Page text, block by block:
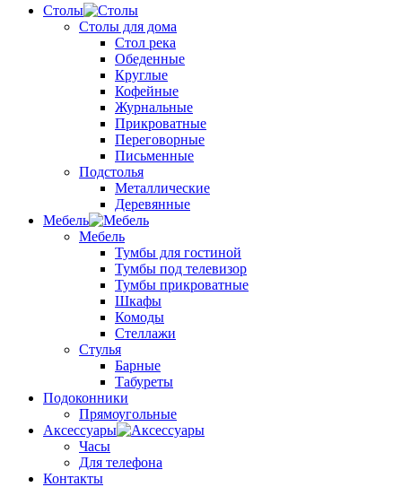
Столы
Столы для дома
Стол река
Обеденные
Круглые
Кофейные
Журнальные
Прикроватные
Переговорные
Письменные
Подстолья
Металлические
Деревянные
Мебель
Мебель
Тумбы для гостиной
Тумбы под телевизор
Тумбы прикроватные
Шкафы
Комоды
Стеллажи
Стулья
Барные
Табуреты
Подоконники
Прямоугольные
Аксессуары
Часы
Для телефона
Контакты